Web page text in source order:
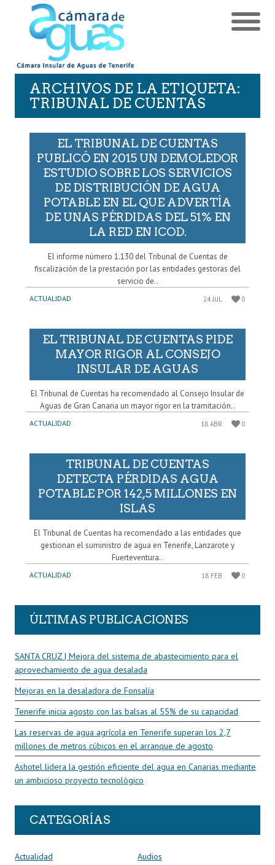
ARCHIVOS DE LA ETIQUETA:
TRIBUNAL DE CUENTAS
EL TRIBUNAL DE CUENTAS
PUBLICÓ EN 2015 UN DEMOLEDOR
ESTUDIO SOBRE LOS SERVICIOS
DE DISTRIBUCIÓN DE AGUA
POTABLE EN EL QUE ADVERTÍA
DE UNAS PÉRDIDAS DEL 51% EN
LA RED EN ICOD.
El informe número 1.130 del Tribunal de Cuentas de
fiscalización de la prestación por las entidades gestoras del
servicio de..
ACTUALIDAD 24 JUL 0
EL TRIBUNAL DE CUENTAS PIDE
MAYOR RIGOR AL CONSEJO
INSULAR DE AGUAS
El Tribunal de Cuentas ha recomendado al Consejo Insular de
Aguas de Gran Canaria un mayor rigor en la tramitación..
ACTUALIDAD 18 ABR 0
TRIBUNAL DE CUENTAS
DETECTA PÉRDIDAS AGUA
POTABLE POR 142,5 MILLONES EN
ISLAS
El Tribunal de Cuentas ha recomendado a las entidades que
gestionan el suministro de agua en Tenerife, Lanzarote y
Fuerteventura..
ACTUALIDAD 18 FEB 0
ÚLTIMAS PUBLICACIONES
SANTA CRUZ | Mejora del sistema de abastecimiento para el
aprovechamiento de agua desalada
Mejoras en la desaladora de Fonsalía
Tenerife inicia agosto con las balsas al 55% de su capacidad
Las reservas de agua agrícola en Tenerife superan los 2,7
millones de metros cúbicos en el arranque de agosto
Ashotel lidera la gestión eficiente del agua en Canarias mediante
un ambicioso proyecto tecnológico
CATEGORÍAS
Actualidad
Audios